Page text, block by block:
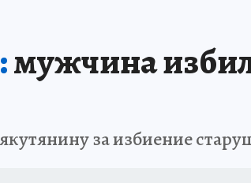
мужчина
за избиение